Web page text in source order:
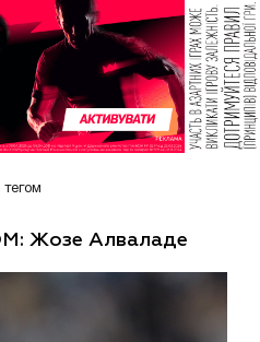
тегом
Жозе Алваладе